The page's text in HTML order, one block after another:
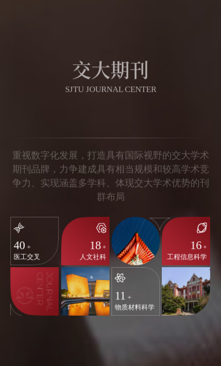
交大期刊
SJTU JOURNAL CENTER
争力、实现涵盖多学科、体现交大学术优势的刊
群布局
期刊导航
40 +
医工交叉
18 +
人文社科
16 +
工程信息科学
11 +
物质材料科学